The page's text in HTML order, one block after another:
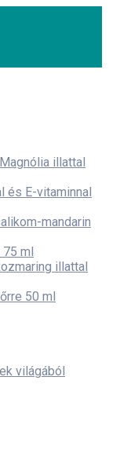
illattal
és E-vitaminnal
mandarin
75 ml
illattal
50 ml
világából